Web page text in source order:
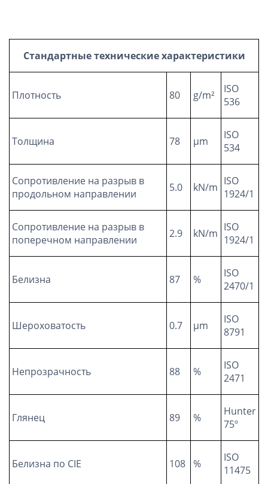
Стандартные технические характеристики
Плотность 80 g/m²
ISO
536
Толщина 78 µm
ISO
534
Сопротивление на разрыв в
продольном направлении
5.0 kN/m ISO
1924/1
Сопротивление на разрыв в
поперечном направлении
2.9 kN/m ISO
1924/1
Белизна 87 %
ISO
2470/1
Шероховатость 0.7 µm
ISO
8791
Непрозрачность 88 %
ISO
2471
Глянец 89 %
Hunter
75º
Белизна по CIE 108 %
ISO
11475